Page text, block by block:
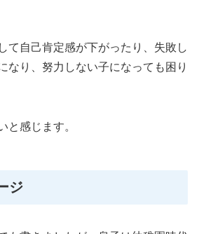
て自己肯定感が下がったり、失敗し
なり、努力しない子になっても困り
と感じます。
ジ